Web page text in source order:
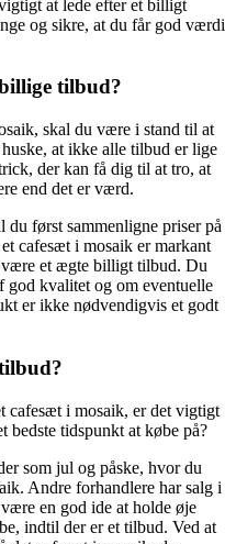
at lede efter et billigt
og sikre, at du får god værdi
tilbud?
skal du være i stand til at
at ikke alle tilbud er lige
der kan få dig til at tro, at
end det er værd.
først sammenligne priser på
cafesæt i mosaik er markant
være et ægte billigt tilbud. Du
god kvalitet og om eventuelle
er ikke nødvendigvis et godt
cafesæt i mosaik, er det vigtigt
bedste tidspunkt at købe på?
som jul og påske, hvor du
Andre forhandlere har salg i
en god ide at holde øje
indtil der er et tilbud. Ved at